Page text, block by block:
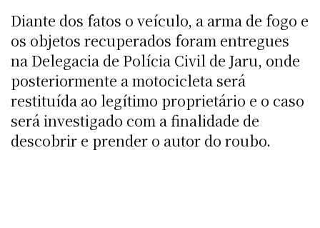
Diante dos fatos o veículo, a arma de fogo e
os objetos recuperados foram entregues
na Delegacia de Polícia Civil de Jaru, onde
posteriormente a motocicleta será
restituída ao legítimo proprietário e o caso
será investigado com a finalidade de
descobrir e prender o autor do roubo.